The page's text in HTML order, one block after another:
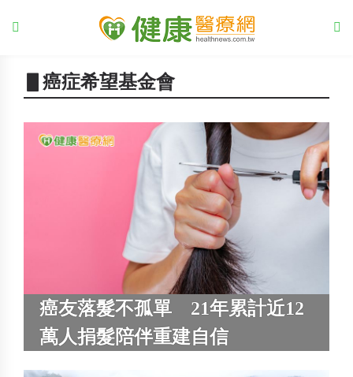
▋癌症希望基金會
癌友落髮不孤單 21年累計近12
萬人捐髮陪伴重建自信